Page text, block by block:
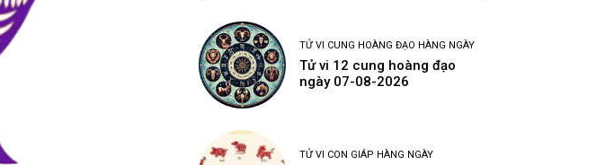
TỬ VI CUNG HOÀNG ĐẠO HÀNG NGÀY
Tử vi 12 cung hoàng đạo
ngày 07-08-2026
TỬ VI CON GIÁP HÀNG NGÀY